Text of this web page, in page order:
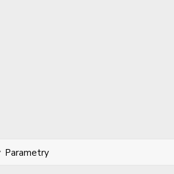
Parametry